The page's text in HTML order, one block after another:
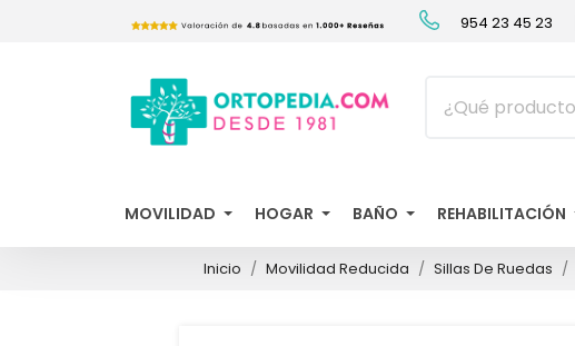
954 23 45 23
MOVILIDAD HOGAR BAÑO REHABILITACIÓN
Inicio Movilidad Reducida Sillas De Ruedas